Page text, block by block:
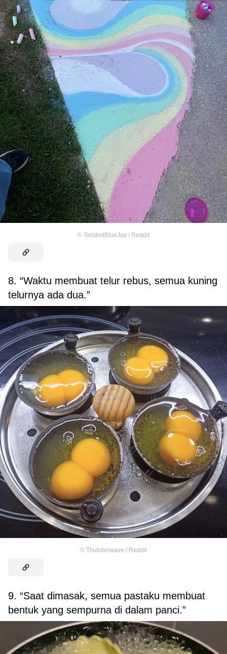
© TwistedBlueJay / Reddit
8. “Waktu membuat telur rebus, semua kuning
telurnya ada dua.”
© Thubderwave / Reddit
9. “Saat dimasak, semua pastaku membuat
bentuk yang sempurna di dalam panci.”